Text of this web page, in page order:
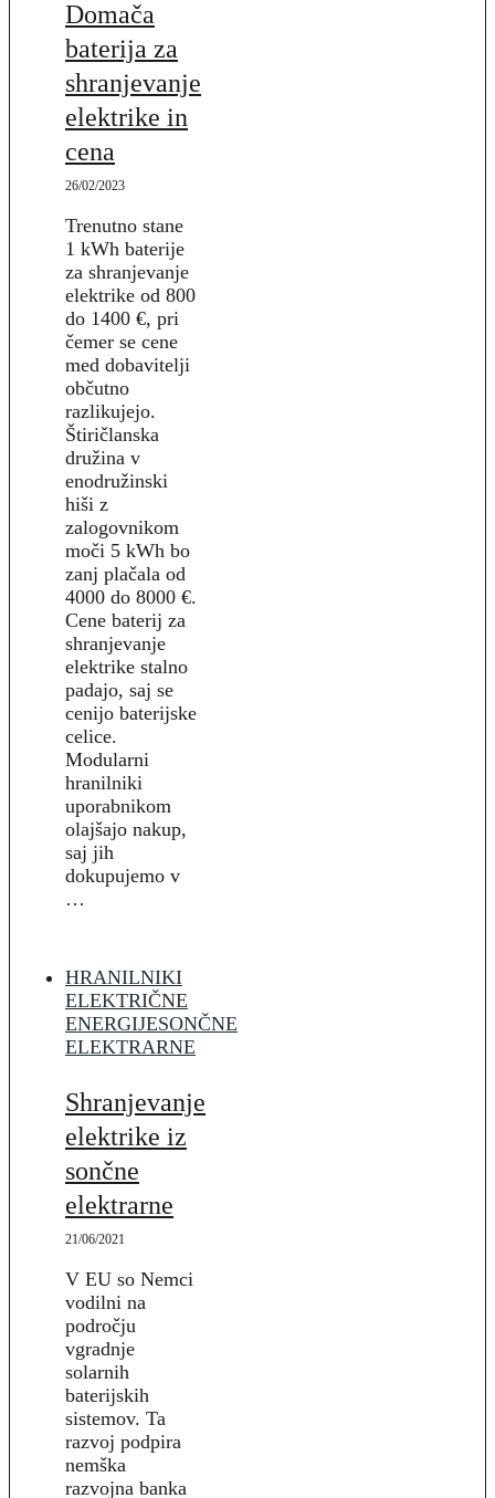
Domača
baterija za
shranjevanje
elektrike in
cena
26/02/2023
Trenutno stane
1 kWh baterije
za shranjevanje
elektrike od 800
do 1400 €, pri
čemer se cene
med dobavitelji
občutno
razlikujejo.
Štiričlanska
družina v
enodružinski
hiši z
zalogovnikom
moči 5 kWh bo
zanj plačala od
4000 do 8000 €.
Cene baterij za
shranjevanje
elektrike stalno
padajo, saj se
cenijo baterijske
celice.
Modularni
hranilniki
uporabnikom
olajšajo nakup,
saj jih
dokupujemo v
…
HRANILNIKI
ELEKTRIČNE
ENERGIJESONČNE
ELEKTRARNE
Shranjevanje
elektrike iz
sončne
elektrarne
21/06/2021
V EU so Nemci
vodilni na
področju
vgradnje
solarnih
baterijskih
sistemov. Ta
razvoj podpira
nemška
razvojna banka